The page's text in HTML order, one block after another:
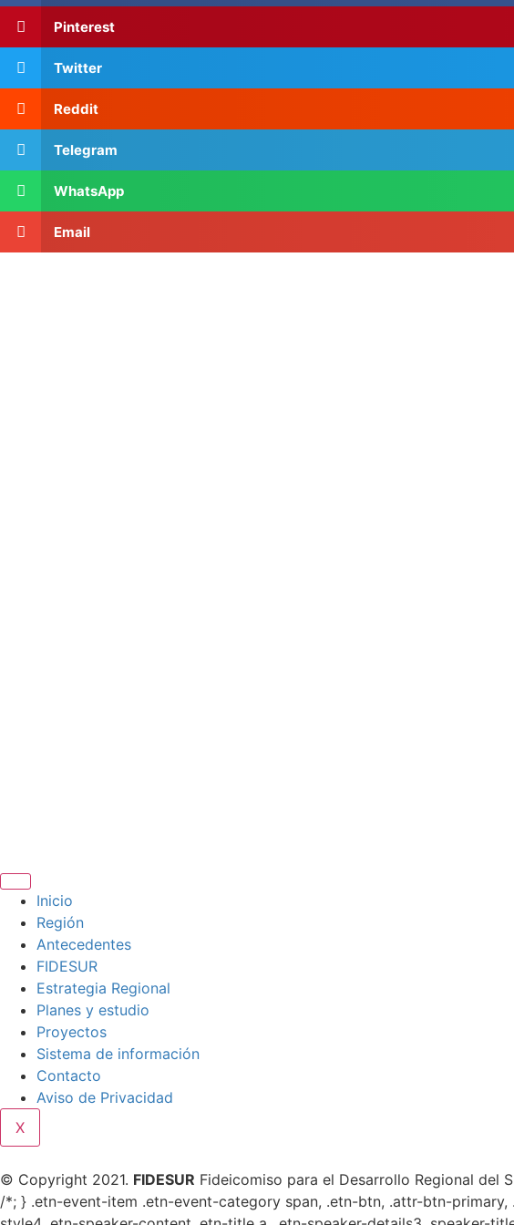
Pinterest
Twitter
Reddit
Telegram
WhatsApp
Email
Inicio
Región
Antecedentes
FIDESUR
Estrategia Regional
Planes y estudio
Proyectos
Sistema de información
Contacto
Aviso de Privacidad
X
© Copyright 2021. FIDESUR Fideicomiso para el Desarrollo Regional del
/*; } .etn-event-item .etn-event-category span, .etn-btn, .attr-btn-